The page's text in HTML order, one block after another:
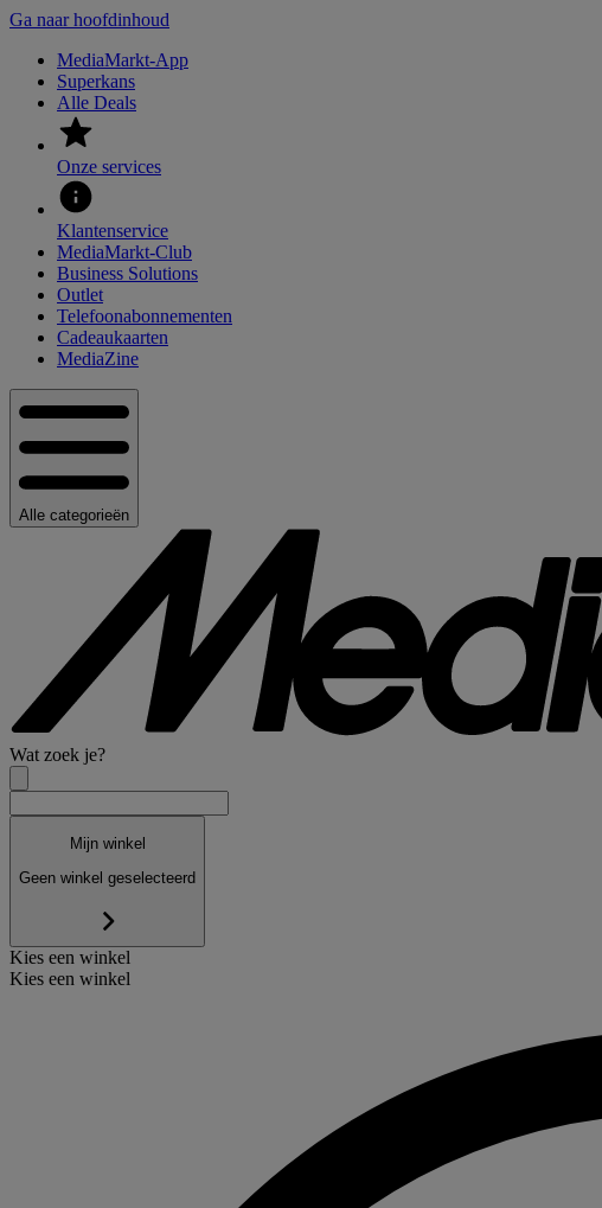
Ga naar hoofdinhoud
MediaMarkt-App
Superkans
Alle Deals
Onze services
Klantenservice
MediaMarkt-Club
Business Solutions
Outlet
Telefoonabonnementen
Cadeaukaarten
MediaZine
Alle categorieën
Wat zoek je?
Mijn winkel
Geen winkel geselecteerd
Kies een winkel
Kies een winkel